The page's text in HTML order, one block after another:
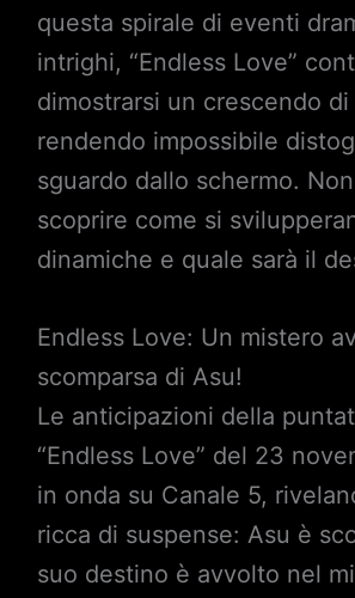
questa spirale di eventi
intrighi, “Endless Love”
dimostrarsi un crescendo
rendendo impossibile
sguardo dallo schermo.
scoprire come si
dinamiche e quale sarà il
Endless Love: Un mistero
scomparsa di Asu!
Le anticipazioni della
“Endless Love” del 23
in onda su Canale 5,
ricca di suspense: Asu è
suo destino è avvolto nel